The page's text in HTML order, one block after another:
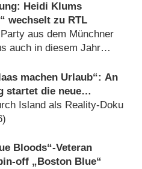
Heidi Klums
wechselt zu RTL
aus dem Münchner
auch in diesem Jahr
machen Urlaub“: An
startet die neue
Entertainer-Duos
Island als Reality-Doku
Bloods“-Veteran
off „Boston Blue“